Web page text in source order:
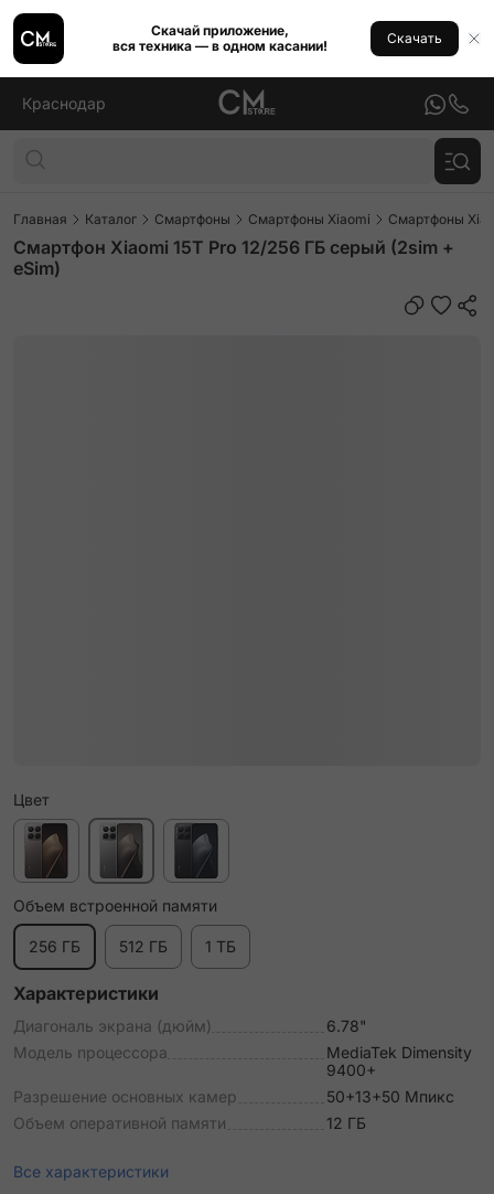
Скачай приложение,
вся техника — в одном касании!
Скачать
Краснодар
Главная Каталог Смартфоны Смартфоны Xiaomi Смартфоны
Смартфон Xiaomi 15T Pro 12/256 ГБ серый (2sim +
eSim)
Цвет
Объем встроенной памяти
256 ГБ 512 ГБ 1 ТБ
Характеристики
Диагональ экрана (дюйм)
6.78"
Модель процессора
MediaTek Dimensity
9400+
Разрешение основных камер
50+13+50 Мпикс
Объем оперативной памяти
12 ГБ
Все характеристики